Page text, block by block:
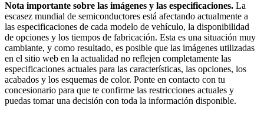
Nota importante sobre las imágenes y las especificaciones. La
escasez mundial de semiconductores está afectando actualmente a
las especificaciones de cada modelo de vehículo, la disponibilidad
de opciones y los tiempos de fabricación. Esta es una situación muy
cambiante, y como resultado, es posible que las imágenes utilizadas
en el sitio web en la actualidad no reflejen completamente las
especificaciones actuales para las características, las opciones, los
acabados y los esquemas de color. Ponte en contacto con tu
concesionario para que te confirme las restricciones actuales y
puedas tomar una decisión con toda la información disponible.